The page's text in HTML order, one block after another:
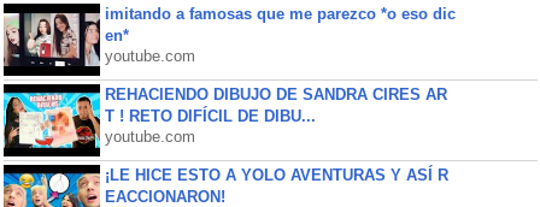
imitando a famosas que me parezco *o eso dic
en*
youtube.com
REHACIENDO DIBUJO DE SANDRA CIRES AR
T ! RETO DIFÍCIL DE DIBU...
youtube.com
¡LE HICE ESTO A YOLO AVENTURAS Y ASÍ R
EACCIONARON!